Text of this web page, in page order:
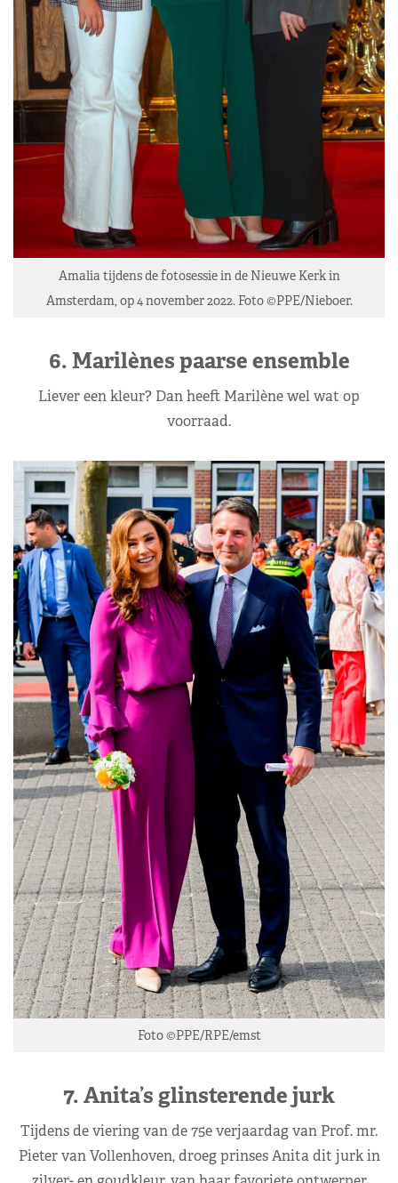
Amalia tijdens de fotosessie in de Nieuwe Kerk in
Amsterdam, op 4 november 2022. Foto ©PPE/Nieboer.
6. Marilènes paarse ensemble
Liever een kleur? Dan heeft Marilène wel wat op
voorraad.
Foto ©PPE/RPE/emst
7. Anita’s glinsterende jurk
Tijdens de viering van de 75e verjaardag van Prof. mr.
Pieter van Vollenhoven, droeg prinses Anita dit jurk in